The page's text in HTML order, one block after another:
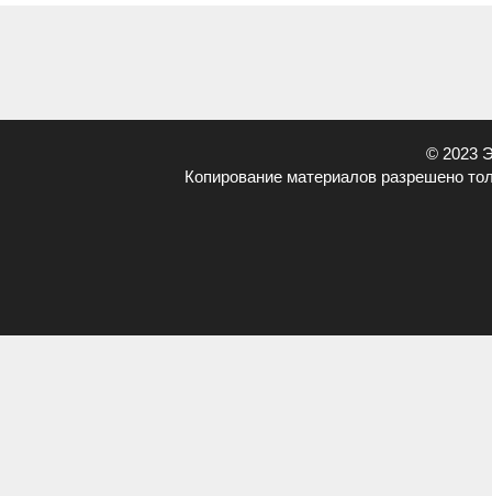
© 2023
Копирование материалов разрешено